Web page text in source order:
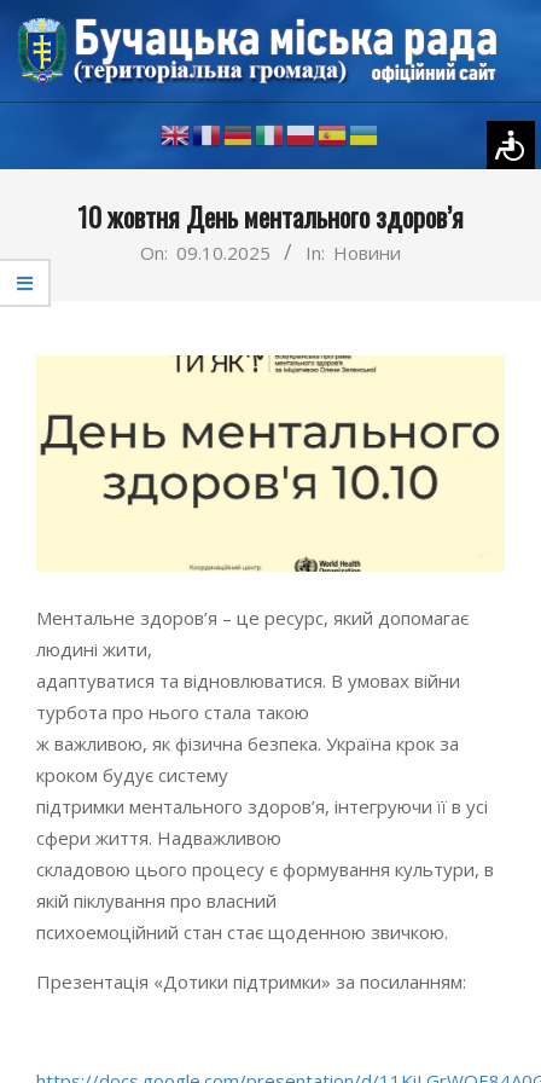
Skip
content
Navigation10 жовтня День ментального здоров’я
On: 09.10.2025 In: Новини
Ментальне здоров’я – це ресурс, який допомагає
людині жити,
адаптуватися та відновлюватися. В умовах війни
турбота про нього стала такою
ж важливою, як фізична безпека. Україна крок за
кроком будує систему
підтримки ментального здоров’я, інтегруючи її в усі
сфери життя. Надважливою
складовою цього процесу є формування культури, в
якій піклування про власний
психоемоційний стан стає щоденною звичкою.
Презентація «Дотики підтримки» за посиланням: